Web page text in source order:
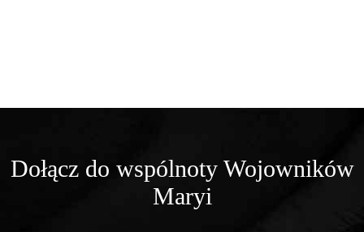
Dołącz do wspólnoty Wojowników
Maryi